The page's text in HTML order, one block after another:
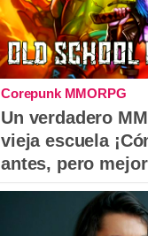
Corepunk MMORPG
Un verdadero
vieja escuela
antes, pero